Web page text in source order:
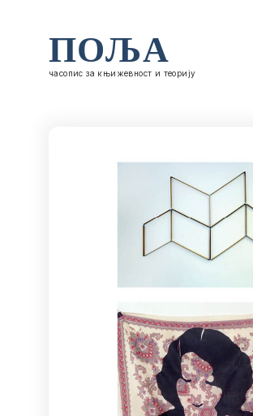
ПОЉА
часопис за књижевност и теорију